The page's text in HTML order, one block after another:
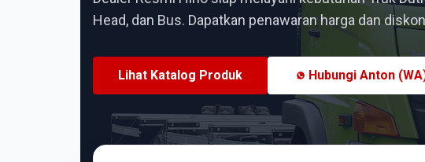
Head, dan Bus. Dapatkan penawaran harga dan
Lihat Katalog Produk Hubungi Anton